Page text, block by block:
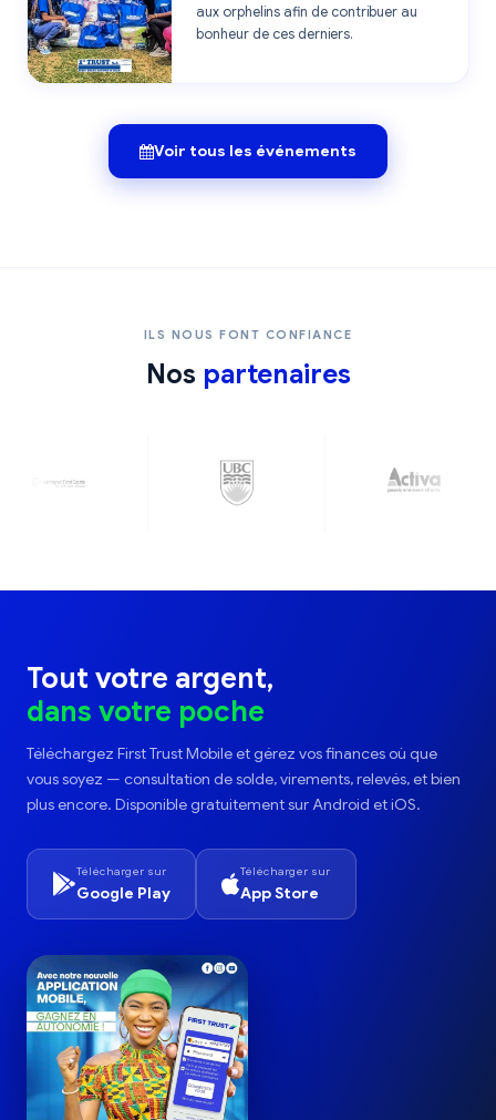
aux orphelins afin de contribuer au
bonheur de ces derniers.
Voir tous les événements
ILS NOUS FONT CONFIANCE
Nos partenaires
Tout votre argent,
dans votre poche
Téléchargez First Trust Mobile et gérez vos finances où que
vous soyez — consultation de solde, virements, relevés, et bien
plus encore. Disponible gratuitement sur Android et iOS.
Télécharger sur
Google Play
Télécharger sur
App Store